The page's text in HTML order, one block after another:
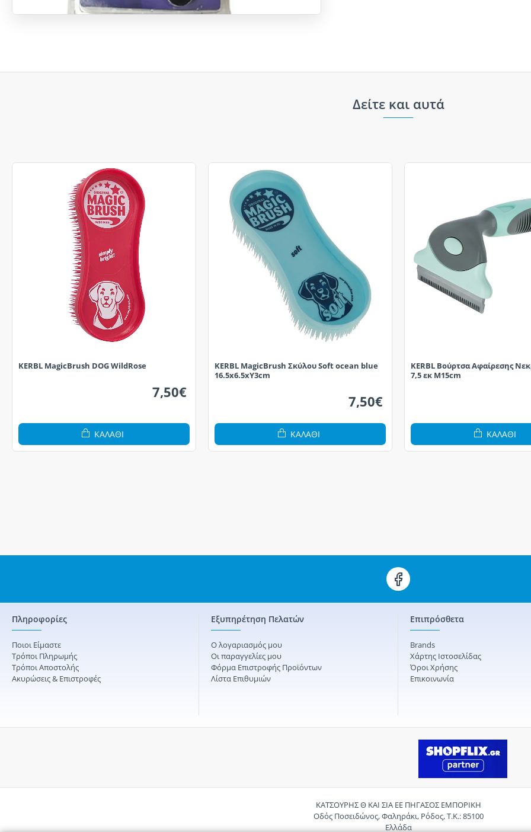
Δείτε και αυτά
KERBL MagicBrush DOG WildRose
7,50€
ΚΑΛΆΘΙ
KERBL MagicBrush Σκύλου Soft ocean blue
16.5x6.5xY3cm
7,50€
ΚΑΛΆΘΙ
KERBL Βούρτσα Αφαίρεσης
7,5 εκ M15cm
ΚΑΛΆΘΙ
Πληροφορίες
Ποιοι Είμαστε
Τρόποι Πληρωμής
Τρόποι Αποστολής
Ακυρώσεις & Επιστροφές
Εξυπηρέτηση Πελατών
Ο λογαριασμός μου
Οι παραγγελίες μου
Φόρμα Επιστροφής Προϊόντων
Λίστα Επιθυμιών
Επιπρόσθετα
Brands
Χάρτης Ιστοσελίδας
Όροι Χρήσης
Επικοινωνία
ΚΑΤΣΟΥΡΗΣ Θ ΚΑΙ ΣΙΑ ΕΕ ΠΗΓΑΣΟΣ ΕΜΠΟΡΙΚΗ
Οδός Ποσειδώνος, Φαληράκι, Ρόδος, Τ.Κ.: 85100
Ελλάδα